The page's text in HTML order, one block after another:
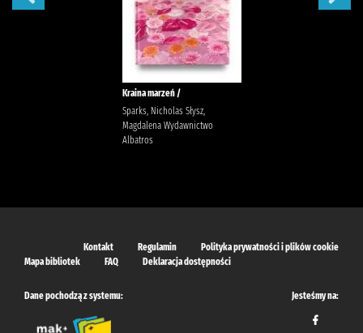
Kraina marzeń /
Sparks, Nicholas Słysz,
Magdalena Wydawnictwo
Albatros
Kontakt Regulamin
Polityka prywatności i plików cookie
Mapa bibliotek
FAQ Deklaracja dostępności
Dane pochodzą z systemu: Jesteśmy na: